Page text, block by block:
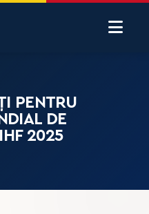
PENTRU
DE
2025